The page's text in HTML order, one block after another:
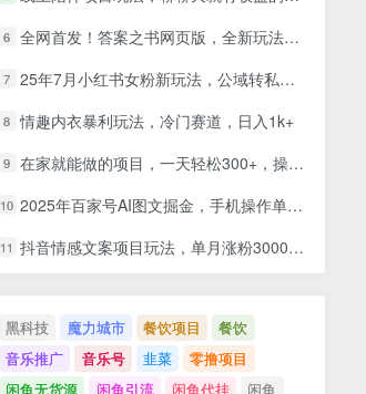
6 全网首发！答案之书网页版，全新玩法，搭配文档和网页，日入1k+零门槛小白首选副业
7 25年7月小红书女粉新玩法，公域转私域变现，日轻松变现2张+，5分钟简单复制好上手
8 情趣内衣暴利玩法，冷门赛道，日入1k+
9 在家就能做的项目，一天轻松300+，操作简单上手快
10 2025年百家号AI图文掘金，手机操作单号月入4-5位数，低门槛【附指令+工具】
11 抖音情感文案项目玩法，单月涨粉3000+，新手小白也能做
黑科技 魔力城市 餐饮项目
餐饮
音乐推广
音乐号 韭菜
零撸项目
闲鱼无货源
闲鱼引流 闲鱼代挂
闲鱼